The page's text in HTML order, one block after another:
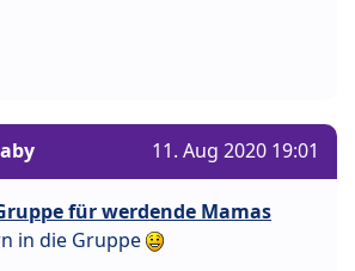
11. Aug 2020 19:01
für werdende Mamas
in die Gruppe